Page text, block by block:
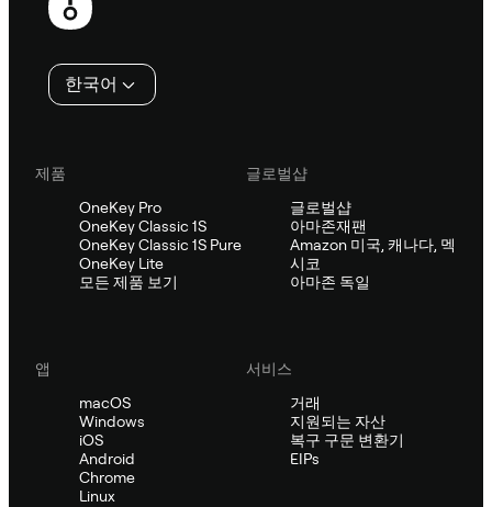
한국어
제품
OneKey Pro
OneKey Classic 1S
OneKey Classic 1S Pure
OneKey Lite
모든 제품 보기
글로벌샵
글로벌샵
아마존재팬
Amazon 미국, 캐나다, 멕
시코
아마존 독일
앱
macOS
Windows
iOS
Android
Chrome
Linux
서비스
거래
지원되는 자산
복구 구문 변환기
EIPs